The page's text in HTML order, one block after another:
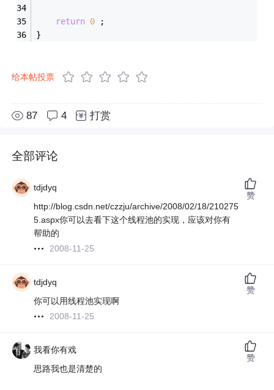
return 0 ;
}
给本帖投票
87 4 打赏
全部评论
tdjdyq
http://blog.csdn.net/czzju/archive/2008/02/18/210275
5.aspx你可以去看下这个线程池的实现，应该对你有
帮助的
2008-11-25
赞
tdjdyq
你可以用线程池实现啊
2008-11-25
赞
我看你有戏
思路我也是清楚的
赞